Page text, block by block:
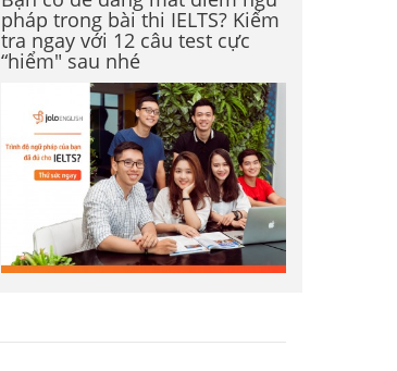
pháp trong bài thi IELTS? Kiểm
tra ngay với 12 câu test cực
“hiểm" sau nhé